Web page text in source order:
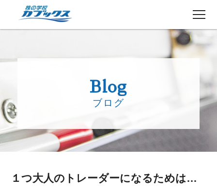
５分でわかるカブックス
授業日程
生徒さんの声
講師ブログ
お知らせ
Blog
ブログ
１つ大人のトレーダーになるためは…